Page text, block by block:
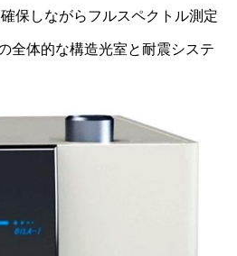
保しながらフルスペクトル測定
全体的な構造光室と耐震システ